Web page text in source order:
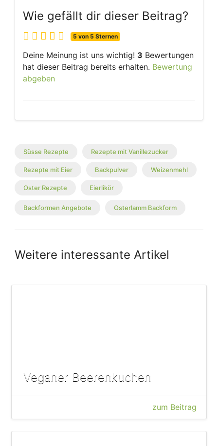
Wie gefällt dir dieser Beitrag?
5 von 5 Sternen
Deine Meinung ist uns wichtig! 3 Bewertungen
hat dieser Beitrag bereits erhalten. Bewertung
abgeben
Süsse Rezepte Rezepte mit Vanillezucker
Rezepte mit Eier Backpulver Weizenmehl
Oster Rezepte Eierlikör
Backformen Angebote Osterlamm Backform
Weitere interessante Artikel
Veganer Beerenkuchen
zum Beitrag